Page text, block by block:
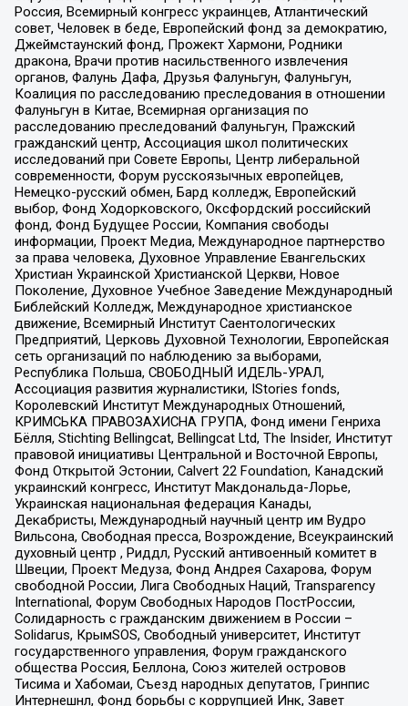
Россия, Всемирный конгресс украинцев, Атлантический
совет, Человек в беде, Европейский фонд за демократию,
Джеймстаунский фонд, Прожект Хармони, Родники
дракона, Врачи против насильственного извлечения
органов, Фалунь Дафа, Друзья Фалуньгун, Фалуньгун,
Коалиция по расследованию преследования в отношении
Фалуньгун в Китае, Всемирная организация по
расследованию преследований Фалуньгун, Пражский
гражданский центр, Ассоциация школ политических
исследований при Совете Европы, Центр либеральной
современности, Форум русскоязычных европейцев,
Немецко-русский обмен, Бард колледж, Европейский
выбор, Фонд Ходорковского, Оксфордский российский
фонд, Фонд Будущее России, Компания свободы
информации, Проект Медиа, Международное партнерство
за права человека, Духовное Управление Евангельских
Христиан Украинской Христианской Церкви, Новое
Поколение, Духовное Учебное Заведение Международный
Библейский Колледж, Международное христианское
движение, Всемирный Институт Саентологических
Предприятий, Церковь Духовной Технологии, Европейская
сеть организаций по наблюдению за выборами,
Республика Польша, СВОБОДНЫЙ ИДЕЛЬ-УРАЛ,
Ассоциация развития журналистики, IStories fonds,
Королевский Институт Международных Отношений,
КРИМСЬКА ПРАВОЗАХИСНА ГРУПА, Фонд имени Генриха
Бёлля, Stichting Bellingcat, Bellingcat Ltd, The Insider, Институт
правовой инициативы Центральной и Восточной Европы,
Фонд Открытой Эстонии, Calvert 22 Foundation, Канадский
украинский конгресс, Институт Макдональда-Лорье,
Украинская национальная федерация Канады,
Декабристы, Международный научный центр им Вудро
Вильсона, Свободная пресса, Возрождение, Всеукраинский
духовный центр , Риддл, Русский антивоенный комитет в
Швеции, Проект Медуза, Фонд Андрея Сахарова, Форум
свободной России, Лига Свободных Наций, Transparеncy
International, Форум Свободных Народов ПостРоссии,
Солидарность с гражданским движением в России –
Solidarus, КрымSOS, Свободный университет, Институт
государственного управления, Форум гражданского
общества Россия, Беллона, Союз жителей островов
Тисима и Хабомаи, Съезд народных депутатов, Гринпис
Интернешнл, Фонд борьбы с коррупцией Инк, Завет